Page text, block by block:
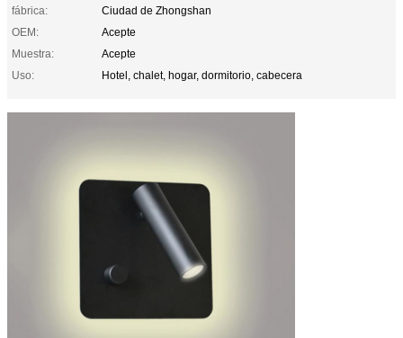
fábrica:
Ciudad de Zhongshan
OEM:
Acepte
Muestra:
Acepte
Uso:
Hotel, chalet, hogar, dormitorio, cabecera